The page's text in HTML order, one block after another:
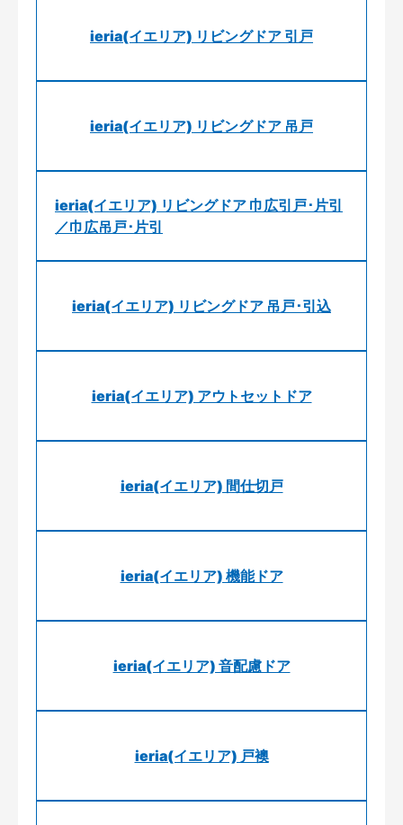
ieria(イエリア) リビングドア 引戸
ieria(イエリア) リビングドア 吊戸
ieria(イエリア) リビングドア 巾広引戸･片引
／巾広吊戸･片引
ieria(イエリア) リビングドア 吊戸･引込
ieria(イエリア) アウトセットドア
ieria(イエリア) 間仕切戸
ieria(イエリア) 機能ドア
ieria(イエリア) 音配慮ドア
ieria(イエリア) 戸襖